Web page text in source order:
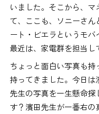
いました。そこから、
て、ここも、ソニーさ
ート・ビエラというモバ
最近は、家電群を担当し
ちょっと面白い写真も
持ってきました。今日は
先生の写真を一生懸命
す？濱田先生が一番右